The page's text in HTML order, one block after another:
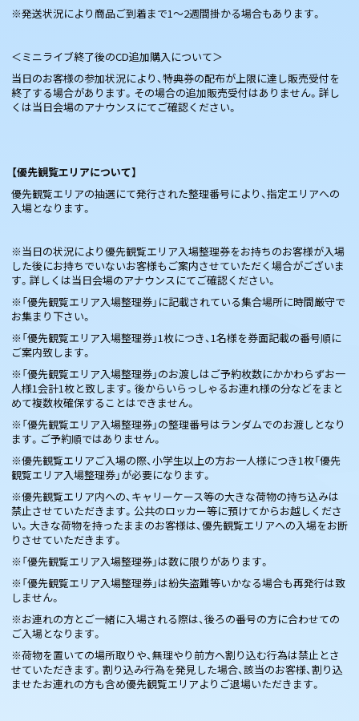
※発送状況により商品ご到着まで1～2週間掛かる場合もあります。
＜ミニライブ終了後のCD追加購入について＞
当日のお客様の参加状況により、特典券の配布が上限に達し販売受付を
終了する場合があります。その場合の追加販売受付はありません。詳し
くは当日会場のアナウンスにてご確認ください。
【優先観覧エリアについて】
優先観覧エリアの抽選にて発行された整理番号により、指定エリアへの
入場となります。
※当日の状況により優先観覧エリア入場整理券をお持ちのお客様が入場
した後にお持ちでいないお客様もご案内させていただく場合がございま
す。詳しくは当日会場のアナウンスにてご確認ください。
※「優先観覧エリア入場整理券」に記載されている集合場所に時間厳守で
お集まり下さい。
※「優先観覧エリア入場整理券」1枚につき、1名様を券面記載の番号順に
ご案内致します。
※「優先観覧エリア入場整理券」のお渡しはご予約枚数にかかわらずお一
人様1会計1枚と致します。後からいらっしゃるお連れ様の分などをまと
めて複数枚確保することはできません。
※「優先観覧エリア入場整理券」の整理番号はランダムでのお渡しとなり
ます。ご予約順ではありません。
※優先観覧エリアご入場の際、小学生以上の方お一人様につき1枚「優先
観覧エリア入場整理券」が必要になります。
※優先観覧エリア内への、キャリーケース等の大きな荷物の持ち込みは
禁止させていただきます。公共のロッカー等に預けてからお越しくださ
い。大きな荷物を持ったままのお客様は、優先観覧エリアへの入場をお断
りさせていただきます。
※「優先観覧エリア入場整理券」は数に限りがあります。
※「優先観覧エリア入場整理券」は紛失盗難等いかなる場合も再発行は致
しません。
※お連れの方とご一緒に入場される際は、後ろの番号の方に合わせての
ご入場となります。
※荷物を置いての場所取りや、無理やり前方へ割り込む行為は禁止とさ
せていただきます。割り込み行為を発見した場合、該当のお客様、割り込
ませたお連れの方も含め優先観覧エリアよりご退場いただきます。